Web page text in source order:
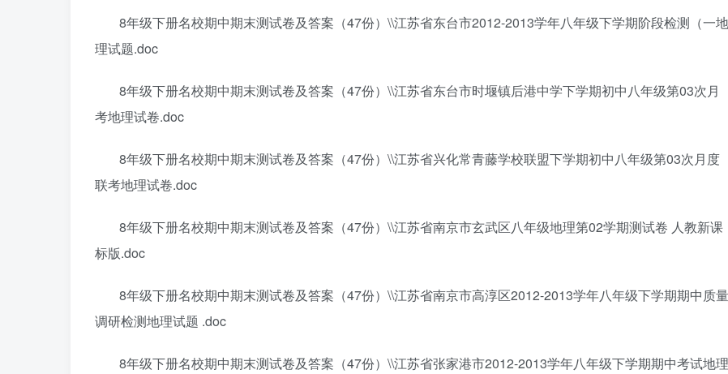
8年级下册名校期中期末测试卷及答案（47份）\\江苏省东台市2012-2013学年八年级下学期阶段检测（一地
理试题.doc
8年级下册名校期中期末测试卷及答案（47份）\\江苏省东台市时堰镇后港中学下学期初中八年级第03次月
考地理试卷.doc
8年级下册名校期中期末测试卷及答案（47份）\\江苏省兴化常青藤学校联盟下学期初中八年级第03次月度
联考地理试卷.doc
8年级下册名校期中期末测试卷及答案（47份）\\江苏省南京市玄武区八年级地理第02学期测试卷 人教新课
标版.doc
8年级下册名校期中期末测试卷及答案（47份）\\江苏省南京市高淳区2012-2013学年八年级下学期期中质量
调研检测地理试题 .doc
8年级下册名校期中期末测试卷及答案（47份）\\江苏省张家港市2012-2013学年八年级下学期期中考试地理